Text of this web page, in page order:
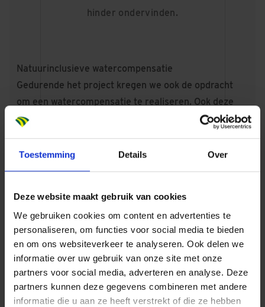
Toestemming Details Over
Deze website maakt gebruik van cookies
We gebruiken cookies om content en advertenties te
personaliseren, om functies voor social media te bieden
en om ons websiteverkeer te analyseren. Ook delen we
informatie over uw gebruik van onze site met onze
partners voor social media, adverteren en analyse. Deze
partners kunnen deze gegevens combineren met andere
informatie die u aan ze heeft verstrekt of die ze hebben
hinder ondervinden.
Natuurinclusieve watercompensatie
Gedurende het project kregen we ook de opdracht
om een watercompensatie te realiseren. Ook deze
mochten wij natuurinclusief inrichten. Dit deden wij
rivierhout te gebruiken en te kiezen voor inheemse
oeverbeplanting.
De ontwikkeling van Amstel III is een van de grootste
gebiedstransformaties in Amsterdam. De gemeente
maakt van het voormalige kantorengebied een
levendige, groene stadswijk waar wonen, werken en
recreëren samenkomen. De natuurinclusieve kade en
brug dragen hieraan bij door biodiversiteit te
stimuleren en ruimte te bieden aan ontmoeting en